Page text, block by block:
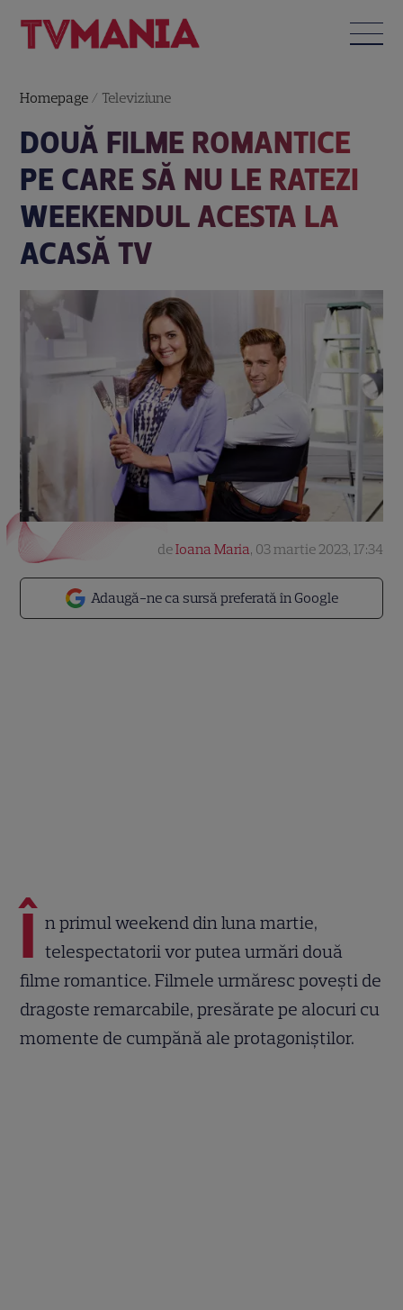
Homepage / Televiziune
DOUĂ FILME ROMANTICE
PE CARE SĂ NU LE RATEZI
WEEKENDUL ACESTA LA
ACASĂ TV
Adaugă-ne ca sursă preferată în Google
deIoana Maria, 03 martie 2023, 17:34
Î n primul weekend din luna martie,
telespectatorii vor putea urmări două
filme romantice. Filmele urmăresc povești de
dragoste remarcabile, presărate pe alocuri cu
momente de cumpănă ale protagoniștilor.